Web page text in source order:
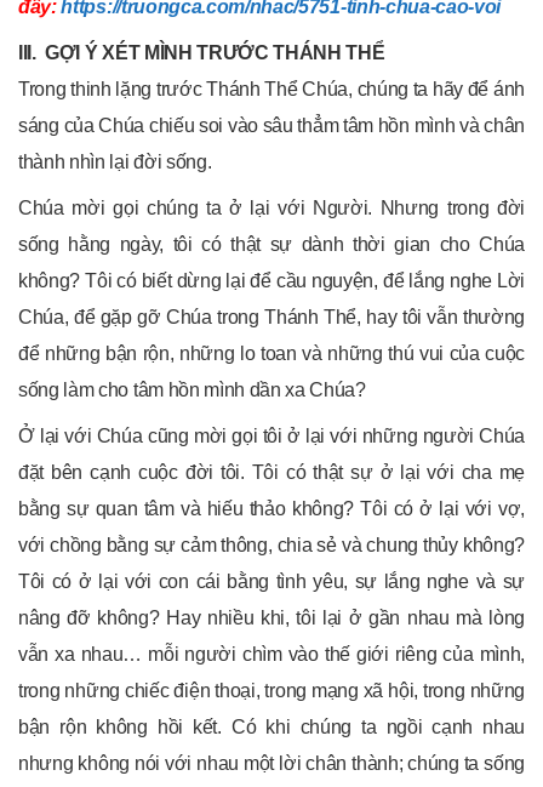
đây: https://truongca.com/nhac/5751-tinh-chua-cao-voi
III. GỢI Ý XÉT MÌNH TRƯỚC THÁNH THỂ
Trong thinh lặng trước Thánh Thể Chúa, chúng ta hãy để ánh
sáng của Chúa chiếu soi vào sâu thẳm tâm hồn mình và chân
thành nhìn lại đời sống.
Chúa mời gọi chúng ta ở lại với Người. Nhưng trong đời
sống hằng ngày, tôi có thật sự dành thời gian cho Chúa
không? Tôi có biết dừng lại để cầu nguyện, để lắng nghe Lời
Chúa, để gặp gỡ Chúa trong Thánh Thể, hay tôi vẫn thường
để những bận rộn, những lo toan và những thú vui của cuộc
sống làm cho tâm hồn mình dần xa Chúa?
Ở lại với Chúa cũng mời gọi tôi ở lại với những người Chúa
đặt bên cạnh cuộc đời tôi. Tôi có thật sự ở lại với cha mẹ
bằng sự quan tâm và hiếu thảo không? Tôi có ở lại với vợ,
với chồng bằng sự cảm thông, chia sẻ và chung thủy không?
Tôi có ở lại với con cái bằng tình yêu, sự lắng nghe và sự
nâng đỡ không? Hay nhiều khi, tôi lại ở gần nhau mà lòng
vẫn xa nhau… mỗi người chìm vào thế giới riêng của mình,
trong những chiếc điện thoại, trong mạng xã hội, trong những
bận rộn không hồi kết. Có khi chúng ta ngồi cạnh nhau
nhưng không nói với nhau một lời chân thành; chúng ta sống